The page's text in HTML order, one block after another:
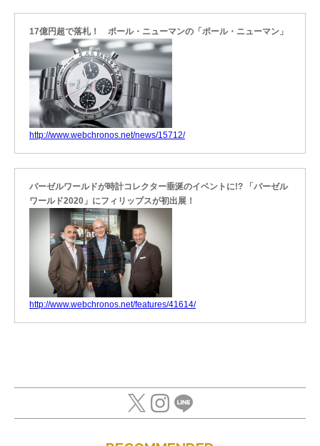
17億円超で落札！ ポール・ニューマンの「ポール・ニューマン」
http://www.webchronos.net/news/15712/
バーゼルワールドが時計コレクター垂涎のイベントに!? 「バーゼル
ワールド2020」にフィリップスが初出展！
http://www.webchronos.net/features/41614/